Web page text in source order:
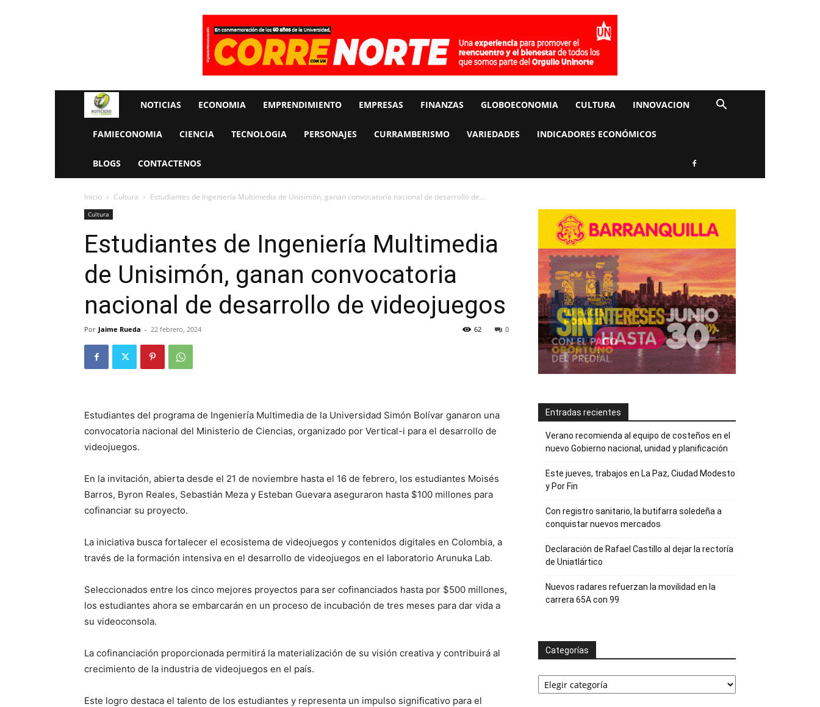
Rueda
La
Economia
NOTICIAS ECONOMIA EMPRENDIMIENTO EMPRESAS FINANZAS GLOBOECONOMIA CULTURA INNOVACION
FAMIECONOMIA CIENCIA TECNOLOGIA PERSONAJES CURRAMBERISMO VARIEDADES INDICADORES ECONÓMICOS
BLOGS CONTACTENOS
Inicio Cultura Estudiantes de Ingeniería Multimedia de Unisimón, ganan convocatoria nacional de desarrollo de...
Cultura
Estudiantes de Ingeniería Multimedia
de Unisimón, ganan convocatoria
nacional de desarrollo de videojuegos
Por Jaime Rueda - 22 febrero, 2024 0
62
Estudiantes del programa de Ingeniería Multimedia de la Universidad Simón Bolívar ganaron una
convocatoria nacional del Ministerio de Ciencias, organizado por Vertical-i para el desarrollo de
videojuegos.
En la invitación, abierta desde el 21 de noviembre hasta el 16 de febrero, los estudiantes Moisés
Barros, Byron Reales, Sebastián Meza y Esteban Guevara aseguraron hasta $100 millones para
cofinanciar su proyecto.
La iniciativa busca fortalecer el ecosistema de videojuegos y contenidos digitales en Colombia, a
través de la formación intensiva en el desarrollo de videojuegos en el laboratorio Arunuka Lab.
Seleccionados entre los cinco mejores proyectos para ser cofinanciados hasta por $500 millones,
los estudiantes ahora se embarcarán en un proceso de incubación de tres meses para dar vida a
su videoconsola.
La cofinanciación proporcionada permitirá la materialización de su visión creativa y contribuirá al
crecimiento de la industria de videojuegos en el país.
Este logro destaca el talento de los estudiantes y representa un impulso significativo para el
Entradas recientes
Verano recomienda al equipo de costeños en el
nuevo Gobierno nacional, unidad y planificación
Este jueves, trabajos en La Paz, Ciudad Modesto
y Por Fin
Con registro sanitario, la butifarra soledeña a
conquistar nuevos mercados
Declaración de Rafael Castillo al dejar la rectoría
de Uniatlártico
Nuevos radares refuerzan la movilidad en la
carrera 65A con 99
Categorías
Categorías